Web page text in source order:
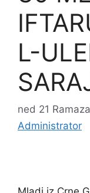
L-
ned 21
Administrator